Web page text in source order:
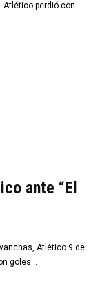
Atlético perdió con
ante “El
Atlético 9 de
goles...